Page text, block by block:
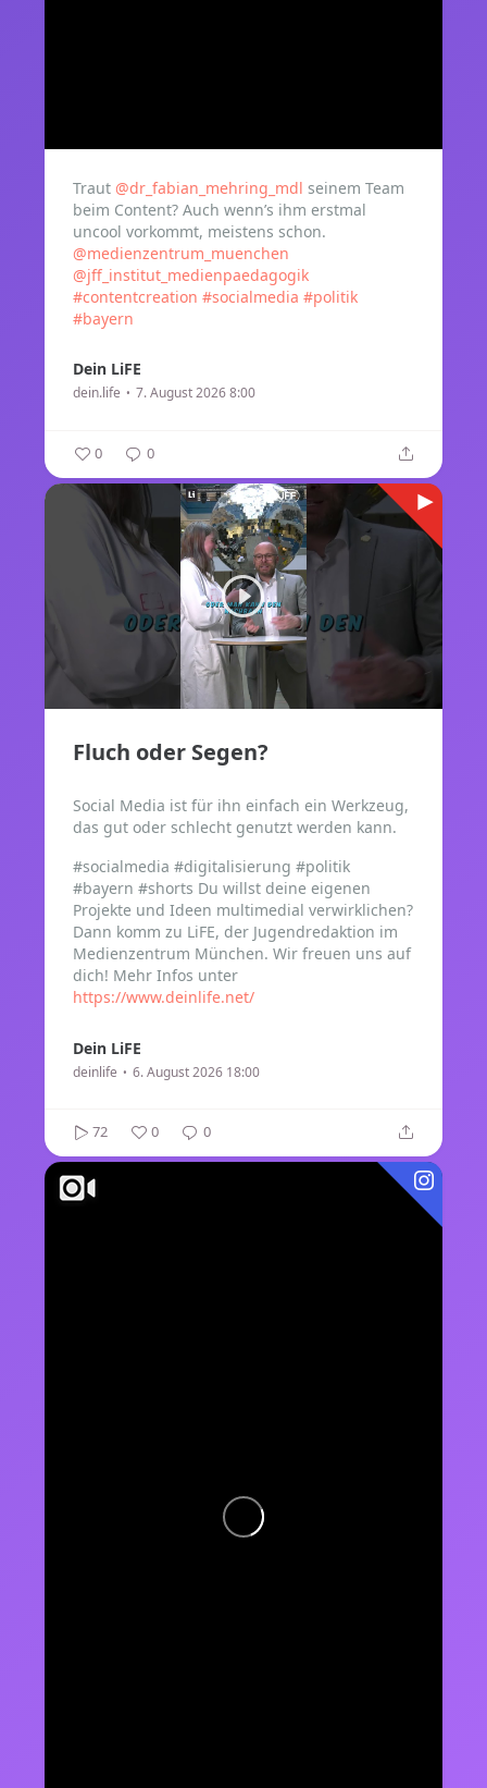
Traut @dr_fabian_mehring_mdl seinem Team
beim Content? Auch wenn’s ihm erstmal
uncool vorkommt, meistens schon.
@medienzentrum_muenchen
@jff_institut_medienpaedagogik
#contentcreation #socialmedia #politik
#bayern
Dein LiFE
dein.life 7. August 2026 8:00
0 0
Fluch oder Segen?
Social Media ist für ihn einfach ein Werkzeug,
das gut oder schlecht genutzt werden kann.
#socialmedia #digitalisierung #politik
#bayern #shorts Du willst deine eigenen
Projekte und Ideen multimedial verwirklichen?
Dann komm zu LiFE, der Jugendredaktion im
Medienzentrum München. Wir freuen uns auf
dich! Mehr Infos unter
https://www.deinlife.net/
Dein LiFE
deinlife 6. August 2026 18:00
72 0 0